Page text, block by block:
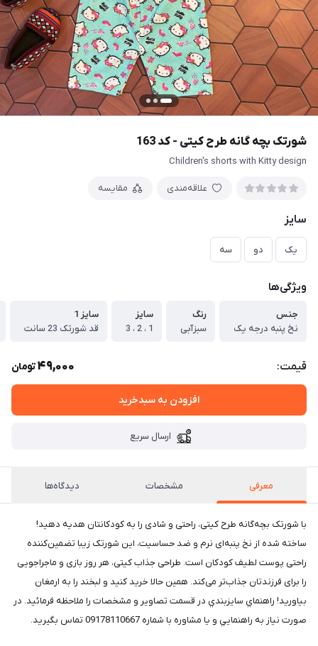
شورتک بچه گانه طرح کیتی - کد 163
Children's shorts with Kitty design
علاقه‌مندی مقایسه
سایز
یک دو سه
ویژگی‌ها
جنس
نخ پنبه درجه یک
رنگ
سبزآبی
سایز
1 ، 2 ، 3
سایز 1
قد شورتک 23 سانت
قیمت: 49,000تومان
افزودن به سبدخرید
ارسال سریع
معرفی مشخصات دیدگاه‌ها
با شورتک بچه‌گانه طرح کیتی، راحتی و شادی را به کودکانتان هدیه دهید!
ساخته شده از نخ پنبه‌ای نرم و ضد حساسیت، این شورتک زیبا تضمین‌کننده
راحتی پوست لطیف کودکان است. طراحی جذاب کیتی، هر روز بازی و ماجراجویی
را برای فرزندتان جذاب‌تر می‌کند. همین حالا خرید کنید و لبخند را به ارمغان
بیاورید! راهنماي سايزبندي در قسمت تصاوير و مشخصات را ملاحظه فرمائيد. در
صورت نياز به راهنمايي و يا مشاوره با شماره 09178110667 تماس بگيريد.